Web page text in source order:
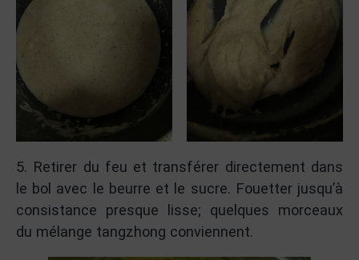
5. Retirer du feu et transférer directement dans
le bol avec le beurre et le sucre. Fouetter jusqu’à
consistance presque lisse; quelques morceaux
du mélange tangzhong conviennent.